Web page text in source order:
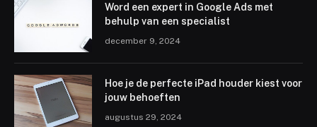
Word een expert in Google Ads met
behulp van een specialist
december 9, 2024
Hoe je de perfecte iPad houder kiest voor
jouw behoeften
augustus 29, 2024